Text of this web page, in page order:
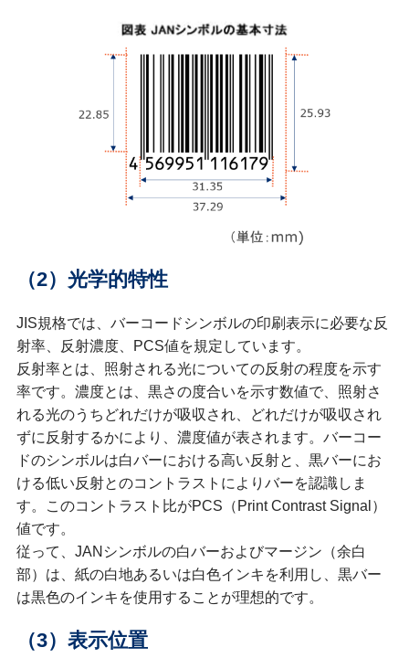
（2）光学的特性
JIS規格では、バーコードシンボルの印刷表示に必要な反
射率、反射濃度、PCS値を規定しています。
反射率とは、照射される光についての反射の程度を示す
率です。濃度とは、黒さの度合いを示す数値で、照射さ
れる光のうちどれだけが吸収され、どれだけが吸収され
ずに反射するかにより、濃度値が表されます。バーコー
ドのシンボルは白バーにおける高い反射と、黒バーにお
ける低い反射とのコントラストによりバーを認識しま
す。このコントラスト比がPCS（Print Contrast Signal）
値です。
従って、JANシンボルの白バーおよびマージン（余白
部）は、紙の白地あるいは白色インキを利用し、黒バー
は黒色のインキを使用することが理想的です。
（3）表示位置